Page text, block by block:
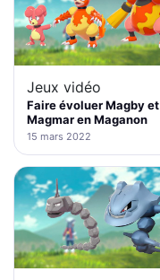
Jeux vidéo
Faire évoluer Magby et
Magmar en Maganon
15 mars 2022